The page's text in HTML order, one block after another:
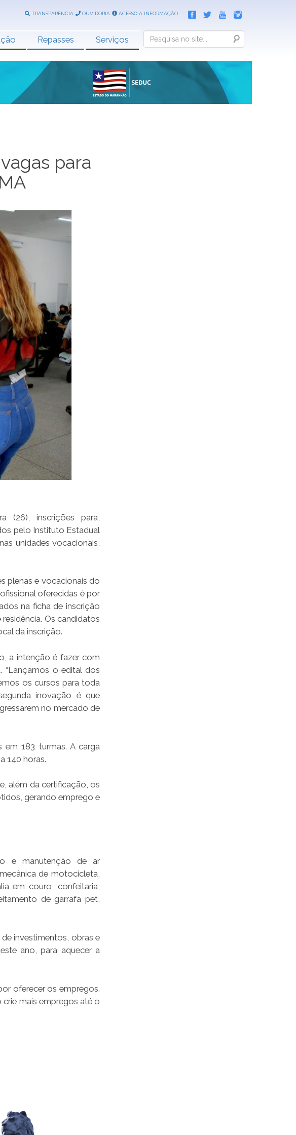
TRANSPARÊNCIA OUVIDORIA ACESSO A INFORMAÇÃO
Repasses Serviços Search
para
(26), inscrições para,
pelo Instituto Estadual
unidades vocacionais,
plenas e vocacionais do
oferecidas é por
na ficha de inscrição
Os candidatos
da inscrição.
a intenção é fazer com
“Lançamos o edital dos
os cursos para toda
inovação é que
no mercado de
183 turmas. A carga
140 horas.
além da certificação, os
gerando emprego e
e manutenção de ar
de motocicleta,
em couro, confeitaria,
de garrafa pet,
investimentos, obras e
ano, para aquecer a
oferecer os empregos.
mais empregos até o